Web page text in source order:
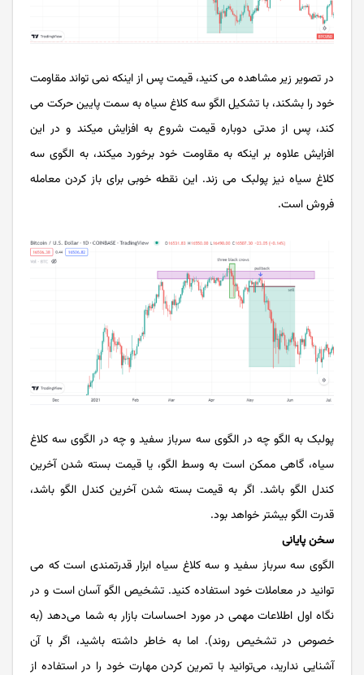
در تصویر زیر مشاهده می کنید، قیمت پس از اینکه نمی تواند مقاومت
خود را بشکند، با تشکیل الگو سه کلاغ سیاه به سمت پایین حرکت می
کند، پس از مدتی دوباره قیمت شروع به افزایش میکند و در این
افزایش علاوه بر اینکه به مقاومت خود برخورد میکند، به الگوی سه
کلاغ سیاه نیز پولبک می زند. این نقطه خوبی برای باز کردن معامله
فروش است.
پولبک به الگو چه در الگوی سه سرباز سفید و چه در الگوی سه کلاغ
سیاه، گاهی ممکن است به وسط الگو، یا قیمت بسته شدن آخرین
کندل الگو باشد. اگر به قیمت بسته شدن آخرین کندل الگو باشد،
قدرت الگو بیشتر خواهد بود.
سخن پایانی
الگوی سه سرباز سفید و سه کلاغ سیاه ابزار قدرتمندی است که می
توانید در معاملات خود استفاده کنید. تشخیص الگو آسان است و در
نگاه اول اطلاعات مهمی در مورد احساسات بازار به شما می‌دهد (به
خصوص در تشخیص روند). اما به خاطر داشته باشید، اگر با آن
آشنایی ندارید، می‌توانید با تمرین کردن مهارت خود را در استفاده از